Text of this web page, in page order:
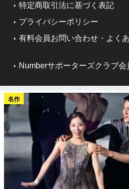
特定商取引法に基づく表記
プライバシーポリシー
有料会員お問い合わせ・よく
Numberサポーターズクラブ会
名作